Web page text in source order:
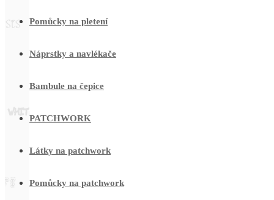
Pomůcky na pletení
Náprstky a navlékače
Bambule na čepice
PATCHWORK
Látky na patchwork
Pomůcky na patchwork